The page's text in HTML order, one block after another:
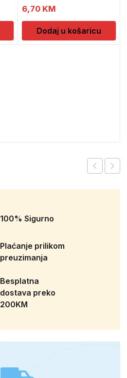
6,70 KM
Dodaj u košaricu
100% Sigurno
Plaćanje prilikom
preuzimanja
Besplatna
dostava preko
200KM